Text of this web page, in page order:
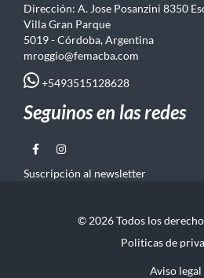
Dirección: A. Jose Posanzini 8350
Villa Gran Parque
5019 - Córdoba, Argentina
mroggio@femacba.com
+5493515128628
Seguinos en las redes
Suscripción al newsletter
© 2026 Todos los
Politicas de
Aviso legal